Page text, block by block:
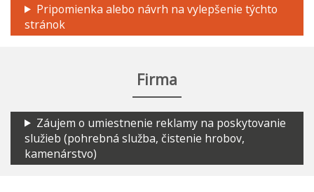
Pripomienka alebo návrh na vylepšenie týchto
stránok
Firma
Záujem o umiestnenie reklamy na poskytovanie
služieb (pohrebná služba, čistenie hrobov,
kamenárstvo)